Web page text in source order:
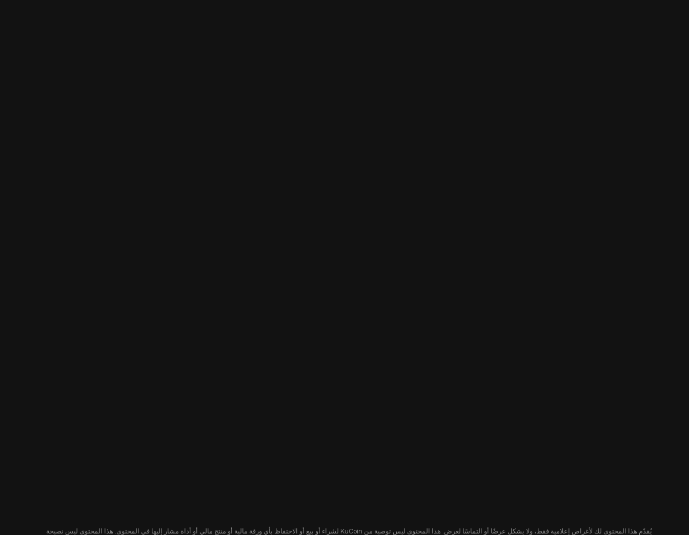
يُقدّم هذا المحتوى لك لأغراض إعلامية فقط، ولا يشكل عرضًا أو التماسًا لعرض. هذا المحتوى ليس توصية من KuCoin لشراء أو بيع أو الاحتفاظ بأي ورقة مالية أو منتج مالي أو أداة مشار إليها في المحتوى. هذا المحتوى ليس نصيحة